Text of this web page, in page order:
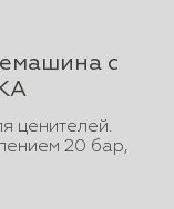
с
ценителей.
20 бар,